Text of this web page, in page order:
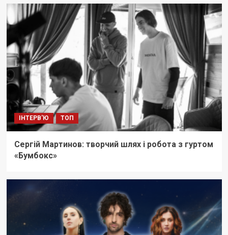
ІНТЕРВ'Ю ТОП
Сергій Мартинов: творчий шлях і робота з гуртом
«Бумбокс»